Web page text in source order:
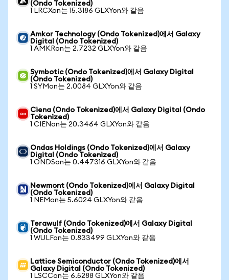
(Ondo Tokenized)
1 LRCXon는 15.3186 GLXYon와 같음
Amkor Technology (Ondo Tokenized)에서 Galaxy
Digital (Ondo Tokenized)
1 AMKRon는 2.7232 GLXYon와 같음
Symbotic (Ondo Tokenized)에서 Galaxy Digital
(Ondo Tokenized)
1 SYMon는 2.0084 GLXYon와 같음
Ciena (Ondo Tokenized)에서 Galaxy Digital (Ondo
Tokenized)
1 CIENon는 20.3464 GLXYon와 같음
Ondas Holdings (Ondo Tokenized)에서 Galaxy
Digital (Ondo Tokenized)
1 ONDSon는 0.447316 GLXYon와 같음
Newmont (Ondo Tokenized)에서 Galaxy Digital
(Ondo Tokenized)
1 NEMon는 5.6024 GLXYon와 같음
Terawulf (Ondo Tokenized)에서 Galaxy Digital
(Ondo Tokenized)
1 WULFon는 0.833499 GLXYon와 같음
Lattice Semiconductor (Ondo Tokenized)에서
Galaxy Digital (Ondo Tokenized)
1 LSCCon는 6.5288 GLXYon와 같음